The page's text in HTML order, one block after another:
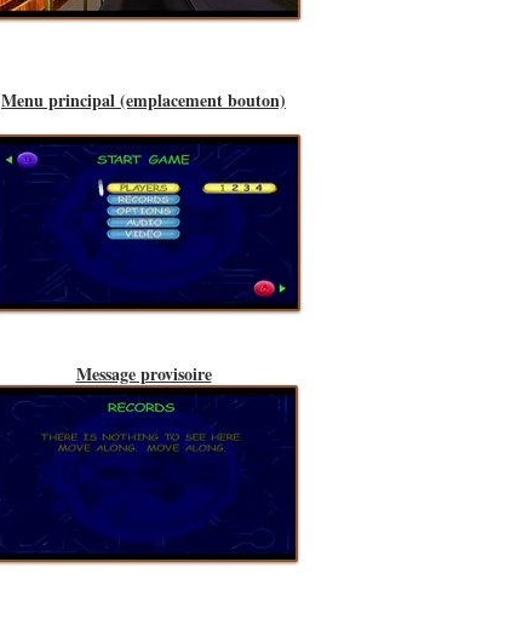
Menu principal (emplacement bouton)
Message provisoire